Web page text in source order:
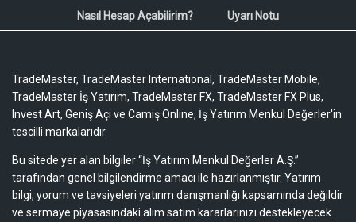
Nasıl Hesap Açabilirim?
Uyarı Notu
TradeMaster, TradeMaster International, TradeMaster Mobile,
TradeMaster İş Yatırım, TradeMaster FX, TradeMaster FX Plus,
Invest Art, Geniş Açı ve Camiş Online, İş Yatırım Menkul Değerler'in
tescilli markalarıdır.
Bu sitede yer alan bilgiler “İş Yatırım Menkul Değerler A.Ş.”
tarafından genel bilgilendirme amacı ile hazırlanmıştır. Yatırım
bilgi, yorum ve tavsiyeleri yatırım danışmanlığı kapsamında değildir
ve sermaye piyasasındaki alım satım kararlarınızı destekleyecek